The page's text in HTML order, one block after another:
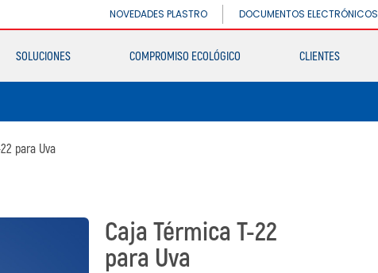
DIVISIÓN INDUSTRIAL
NOVEDADES PLASTRO DOCUMENTOS ELECTRÓNICOS
SOLUCIONES COMPROMISO ECOLÓGICO CLIENTES
para Uva
Caja Térmica T-22
para Uva